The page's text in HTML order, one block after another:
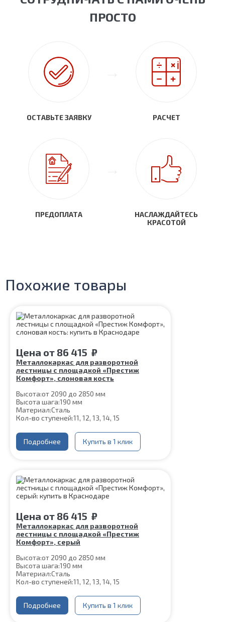
ПРОСТО
ОСТАВЬТЕ ЗАЯВКУ РАСЧЕТ
ПРЕДОПЛАТА
НАСЛАЖДАЙТЕСЬ
КРАСОТОЙ
Похожие товары
Цена от 86 415 ₽
Металлокаркас для разворотной
лестницы с площадкой «Престиж
Комфорт», слоновая кость
Высота:от 2090 до 2850 мм
Высота шага:190 мм
Материал:Сталь
Кол-во ступеней:11, 12, 13, 14, 15
Подробнее Купить в 1 клик
Цена от 86 415 ₽
Металлокаркас для разворотной
лестницы с площадкой «Престиж
Комфорт», серый
Высота:от 2090 до 2850 мм
Высота шага:190 мм
Материал:Сталь
Кол-во ступеней:11, 12, 13, 14, 15
Подробнее Купить в 1 клик